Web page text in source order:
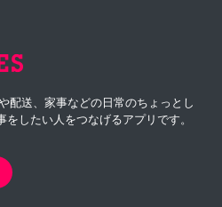
配送、家事などの日常のちょっとし
したい人をつなげるアプリです。